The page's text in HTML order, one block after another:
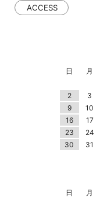
ACCESS
日
月
2
3
9
10
16
17
23
24
30
31
日
月